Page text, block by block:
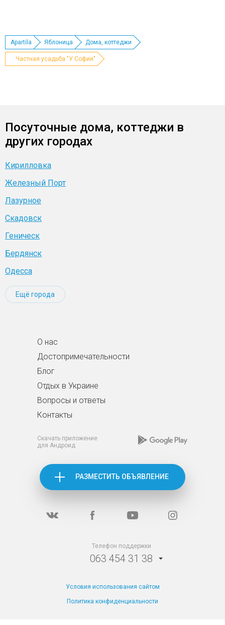
Apartila Яблоница Дома, коттеджи
Частная усадьба "У Софии"
Посуточные дома, коттеджи в
других городах
Кирилловка
Железный Порт
Лазурное
Скадовск
Геническ
Бердянск
Одесса
Ещё города
О нас
Достопримечательности
Блог
Отдых в Украине
Вопросы и ответы
Контакты
Скачать приложение
для Андроид
РАЗМЕСТИТЬ ОБЪЯВЛЕНИЕ
Телефон поддержки
063 454 31 38
Условия использования сайтом
Политика конфиденциальности